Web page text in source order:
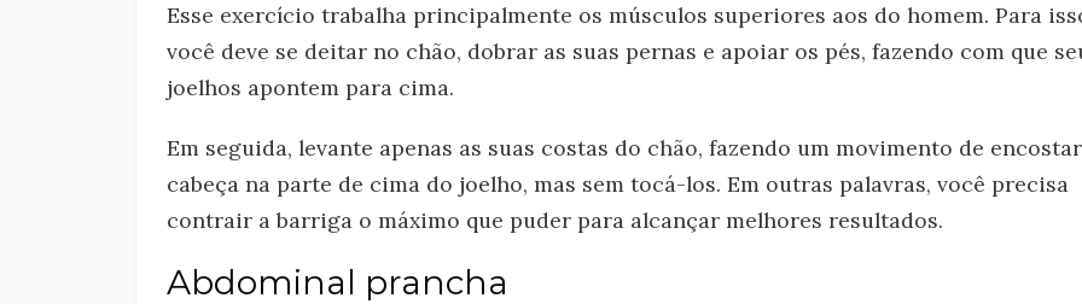
Esse exercício trabalha principalmente os músculos superiores aos do homem. Para
você deve se deitar no chão, dobrar as suas pernas e apoiar os pés, fazendo com que
joelhos apontem para cima.
Em seguida, levante apenas as suas costas do chão, fazendo um movimento de
cabeça na parte de cima do joelho, mas sem tocá-los. Em outras palavras, você precisa
contrair a barriga o máximo que puder para alcançar melhores resultados.
Abdominal prancha